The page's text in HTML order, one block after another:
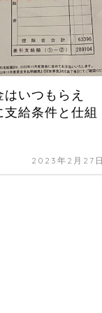
いつもらえ
給条件と仕組
2023年2月27